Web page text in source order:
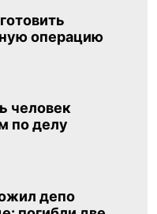
операцию
человек
по делу
депо